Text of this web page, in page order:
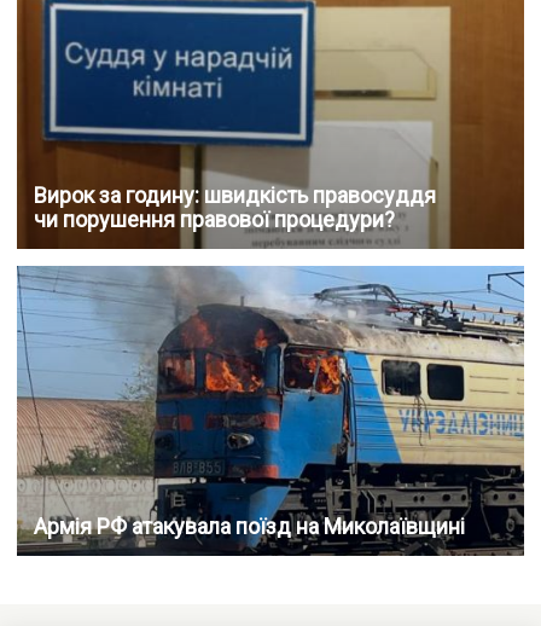
Вирок за годину: швидкість правосуддя
чи порушення правової процедури?
Армія РФ атакувала поїзд на Миколаївщині